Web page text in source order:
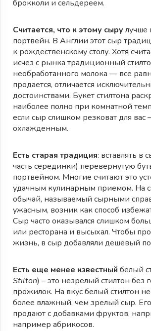
брокколи и сельдереем.
Считается, что к этому сыру лучше
портвейн. В Англии этот сыр
к рождественскому столу. Хотя
исчез с рынка традиционный
необработанного молока — всё
продается, отличается
достоинствами. Букет стилтона
наиболее полно при комнатной
если сыр слишком резковат для
охлажденным.
Есть старая традиция: вставлять в
часть серединки) перевернутую
портвейном. Многие считают это
удачным кулинарным приемом. На
обычай, называемый сырными
ужасным, возник как способ
Сыр часто оказывался слишком
или ресторана и высыхал. Чтобы
жизнь, в сыр добавляли дешевый
Есть еще менее известный белый
Stilton) – это незрелый стилтон без
прожилок. На вкус белый стилтон
более влажный, чем зрелый сыр.
продают с добавками фруктов,
например абрикосов.